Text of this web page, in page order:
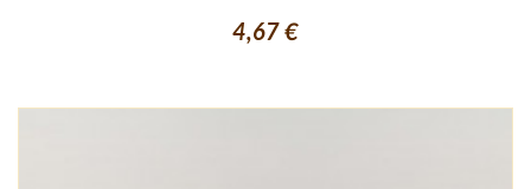
4,67 €